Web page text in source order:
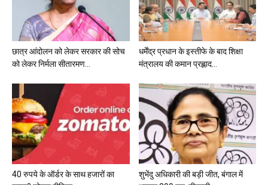
छात्र आंदोलन को लेकर सरकार की सोच
को लेकर निर्मला सीतारमण...
धर्मेंद्र प्रधान के इस्तीफे के बाद शिक्षा
मंत्रालय की कमान प्रह्लाद...
40 रुपये के ऑर्डर के साथ हजारों का
शुभेंदु अधिकारी की बड़ी जीत, बंगाल में